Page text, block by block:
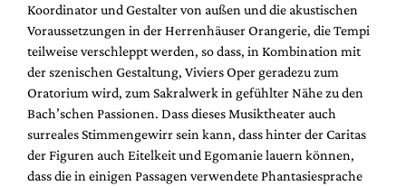
Koordinator und Gestalter von außen und die akustischen
Voraussetzungen in der Herrenhäuser Orangerie, die Tempi
teilweise verschleppt werden, so dass, in Kombination mit
der szenischen Gestaltung, Viviers Oper geradezu zum
Oratorium wird, zum Sakralwerk in gefühlter Nähe zu den
Bach’schen Passionen. Dass dieses Musiktheater auch
surreales Stimmengewirr sein kann, dass hinter der Caritas
der Figuren auch Eitelkeit und Egomanie lauern können,
dass die in einigen Passagen verwendete Phantasiesprache